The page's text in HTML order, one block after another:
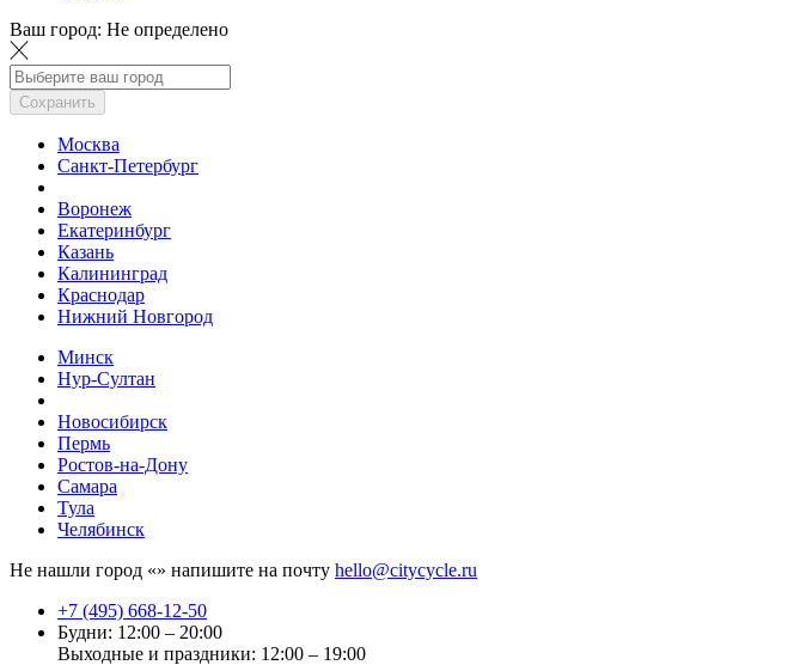
Ваш город: Не определено
Сохранить
Москва
Санкт-Петербург
Воронеж
Екатеринбург
Казань
Калининград
Краснодар
Нижний Новгород
Минск
Нур-Султан
Новосибирск
Пермь
Ростов-на-Дону
Самара
Тула
Челябинск
Не нашли город «» напишите на почту hello@citycycle.ru
+7 (495) 668-12-50
Будни: 12:00 – 20:00
Выходные и праздники: 12:00 – 19:00